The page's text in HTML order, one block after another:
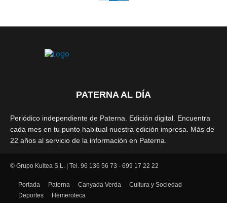
PATERNA AL DÍA
Periódico independiente de Paterna. Edición digital. Encuentra
cada mes en tu punto habitual nuestra edición impresa. Más de
22 años al servicio de la información en Paterna.
SÍGUENOS
© Grupo Kultea S.L. | Tel. 96 136 56 73 - 699 17 22 22
Portada Paterna Canyada Verda
Cultura y Sociedad
Deportes
Hemeroteca